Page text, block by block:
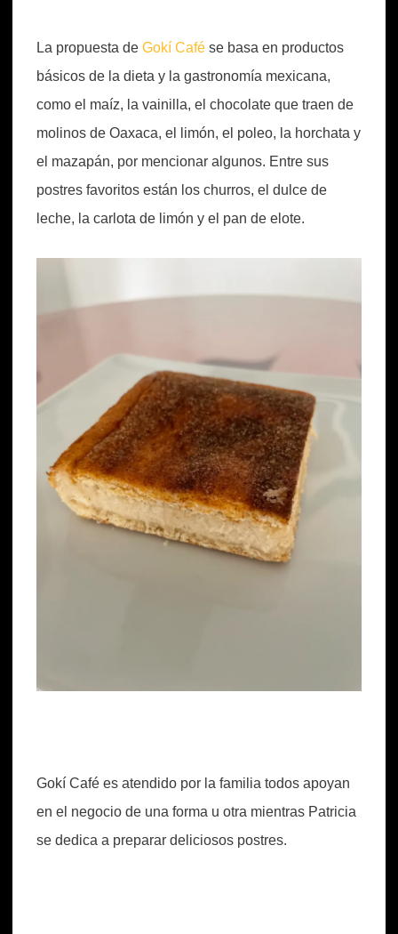
La propuesta de Gokí Café se basa en productos
básicos de la dieta y la gastronomía mexicana,
como el maíz, la vainilla, el chocolate que traen de
molinos de Oaxaca, el limón, el poleo, la horchata y
el mazapán, por mencionar algunos. Entre sus
postres favoritos están los churros, el dulce de
leche, la carlota de limón y el pan de elote.
Gokí Café es atendido por la familia todos apoyan
en el negocio de una forma u otra mientras Patricia
se dedica a preparar deliciosos postres.